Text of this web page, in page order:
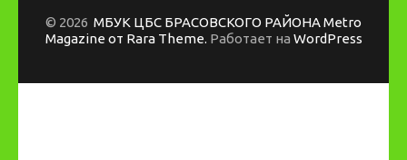
© 2026 МБУК ЦБС БРАСОВСКОГО РАЙОНАMetro
Magazine от Rara Theme. Работает на WordPress